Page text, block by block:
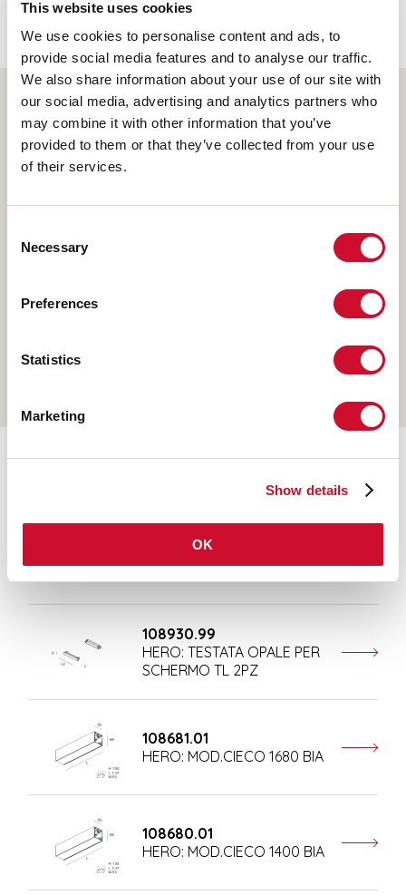
This website uses cookies
We use cookies to personalise content and ads, to
provide social media features and to analyse our traffic.
We also share information about your use of our site with
our social media, advertising and analytics partners who
may combine it with other information that you’ve
provided to them or that they’ve collected from your use
of their services.
Selection
Necessary
Preferences
Statistics
Marketing
Show details
OK
62778:2014.
Wählen Sie Ihr Produkt
DECKENMONTAGE
108677.01
108930.99
HERO: TESTATA OPALE PER
SCHERMO TL 2PZ
108681.01
HERO: MOD.CIECO 1680 BIA
108680.01
HERO: MOD.CIECO 1400 BIA